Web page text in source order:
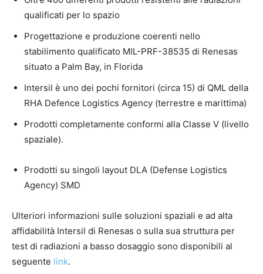
qualificati per lo spazio
Progettazione e produzione coerenti nello
stabilimento qualificato MIL-PRF-38535 di Renesas
situato a Palm Bay, in Florida
Intersil è uno dei pochi fornitori (circa 15) di QML della
RHA Defence Logistics Agency (terrestre e marittima)
Prodotti completamente conformi alla Classe V (livello
spaziale).
Prodotti su singoli layout DLA (Defense Logistics
Agency) SMD
Ulteriori informazioni sulle soluzioni spaziali e ad alta
affidabilità Intersil di Renesas o sulla sua struttura per
test di radiazioni a basso dosaggio sono disponibili al
seguente link.